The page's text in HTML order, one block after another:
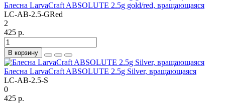
Блесна LarvaCraft ABSOLUTE 2.5g gold/red, вращающаяся
LC-AB-2.5-GRed
2
425 р.
В корзину
Блесна LarvaCraft ABSOLUTE 2.5g Silver, вращающаяся
LC-AB-2.5-S
0
425 р.